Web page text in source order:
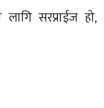
सरप्राईज हो,